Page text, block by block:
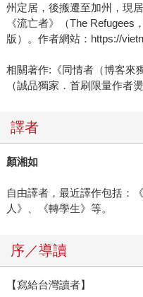
州定居，後搬遷至加州，現
《流亡者》（The Refugees
版）。作者網站：https://
相關著作:《同情者（博客來
（誠品獨家．首刷限量作者
譯者
顏湘如
自由譯者，最近譯作包括：
人》、《轉學生》等。
序／導讀
【寫給台灣讀者】